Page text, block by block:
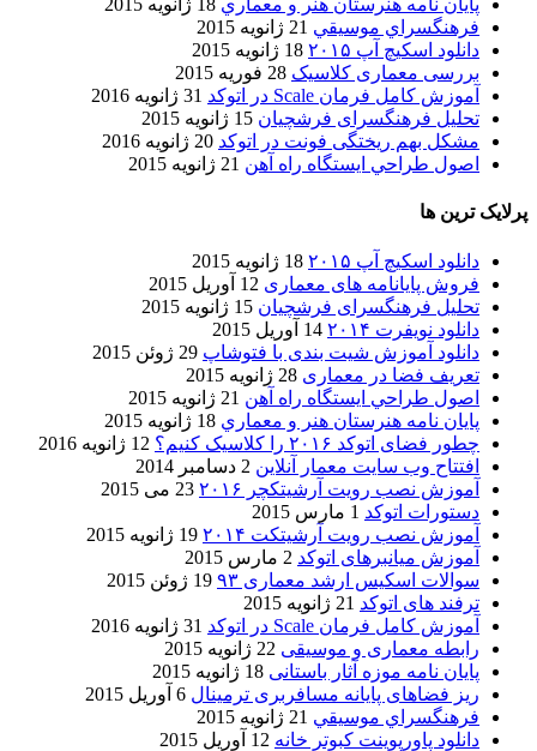
پایان نامه هنرستان هنر و معماري 18 ژانویه 2015
فرهنگسراي موسيقي 21 ژانویه 2015
دانلود اسکیچ آپ ۲۰۱۵
18 ژانویه 2015
بررسی معماری کلاسیک 28 فوریه 2015
آموزش کامل فرمان Scale در اتوکد
31 ژانویه 2016
تحلیل فرهنگسرای فرشچیان 15 ژانویه 2015
مشکل بهم ریختگی فونت در اتوکد 20 ژانویه 2016
اصول طراحي ایستگاه راه آهن 21 ژانویه 2015
پرلایک ترین ها
دانلود اسکیچ آپ ۲۰۱۵
18 ژانویه 2015
فروش پایانامه های معماری 12 آوریل 2015
تحلیل فرهنگسرای فرشچیان 15 ژانویه 2015
دانلود نویفرت ۲۰۱۴
14 آوریل 2015
دانلود آموزش شیت بندی با فتوشاپ 29 ژوئن 2015
تعریف فضا در معماری 28 ژانویه 2015
اصول طراحي ایستگاه راه آهن 21 ژانویه 2015
پایان نامه هنرستان هنر و معماري 18 ژانویه 2015
چطور فضای اتوکد ۲۰۱۶ را کلاسیک کنیم؟
12 ژانویه 2016
افتتاح وب سایت معمار آنلاین 2 دسامبر 2014
آموزش نصب رویت آرشیتکچر ۲۰۱۶
23 می 2015
دستورات اتوکد 1 مارس 2015
آموزش نصب رویت آرشیتکت ۲۰۱۴
19 ژانویه 2015
آموزش میانبرهای اتوکد 2 مارس 2015
سوالات اسکیس ارشد معماری ۹۳
19 ژوئن 2015
ترفند های اتوکد 21 ژانویه 2015
آموزش کامل فرمان Scale در اتوکد
31 ژانویه 2016
رابطه معماری و موسیقی 22 ژانویه 2015
پایان نامه موزه آثار باستانی 18 ژانویه 2015
ریز فضاهای پایانه مسافربری ترمینال 6 آوریل 2015
فرهنگسراي موسيقي 21 ژانویه 2015
دانلود پاورپوینت کبوتر خانه 12 آوریل 2015